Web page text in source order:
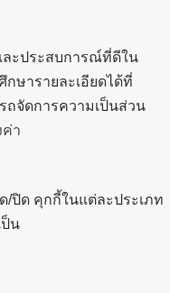
ะประสบการณ์ที่ดีใน
ษารายละเอียดได้ที่
ถจัดการความเป็นส่วน
ค่า
/ปิด คุกกี้ในแต่ละประเภท
ป็น